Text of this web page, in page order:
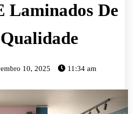
Laminados De
10, 2025 11:34 am